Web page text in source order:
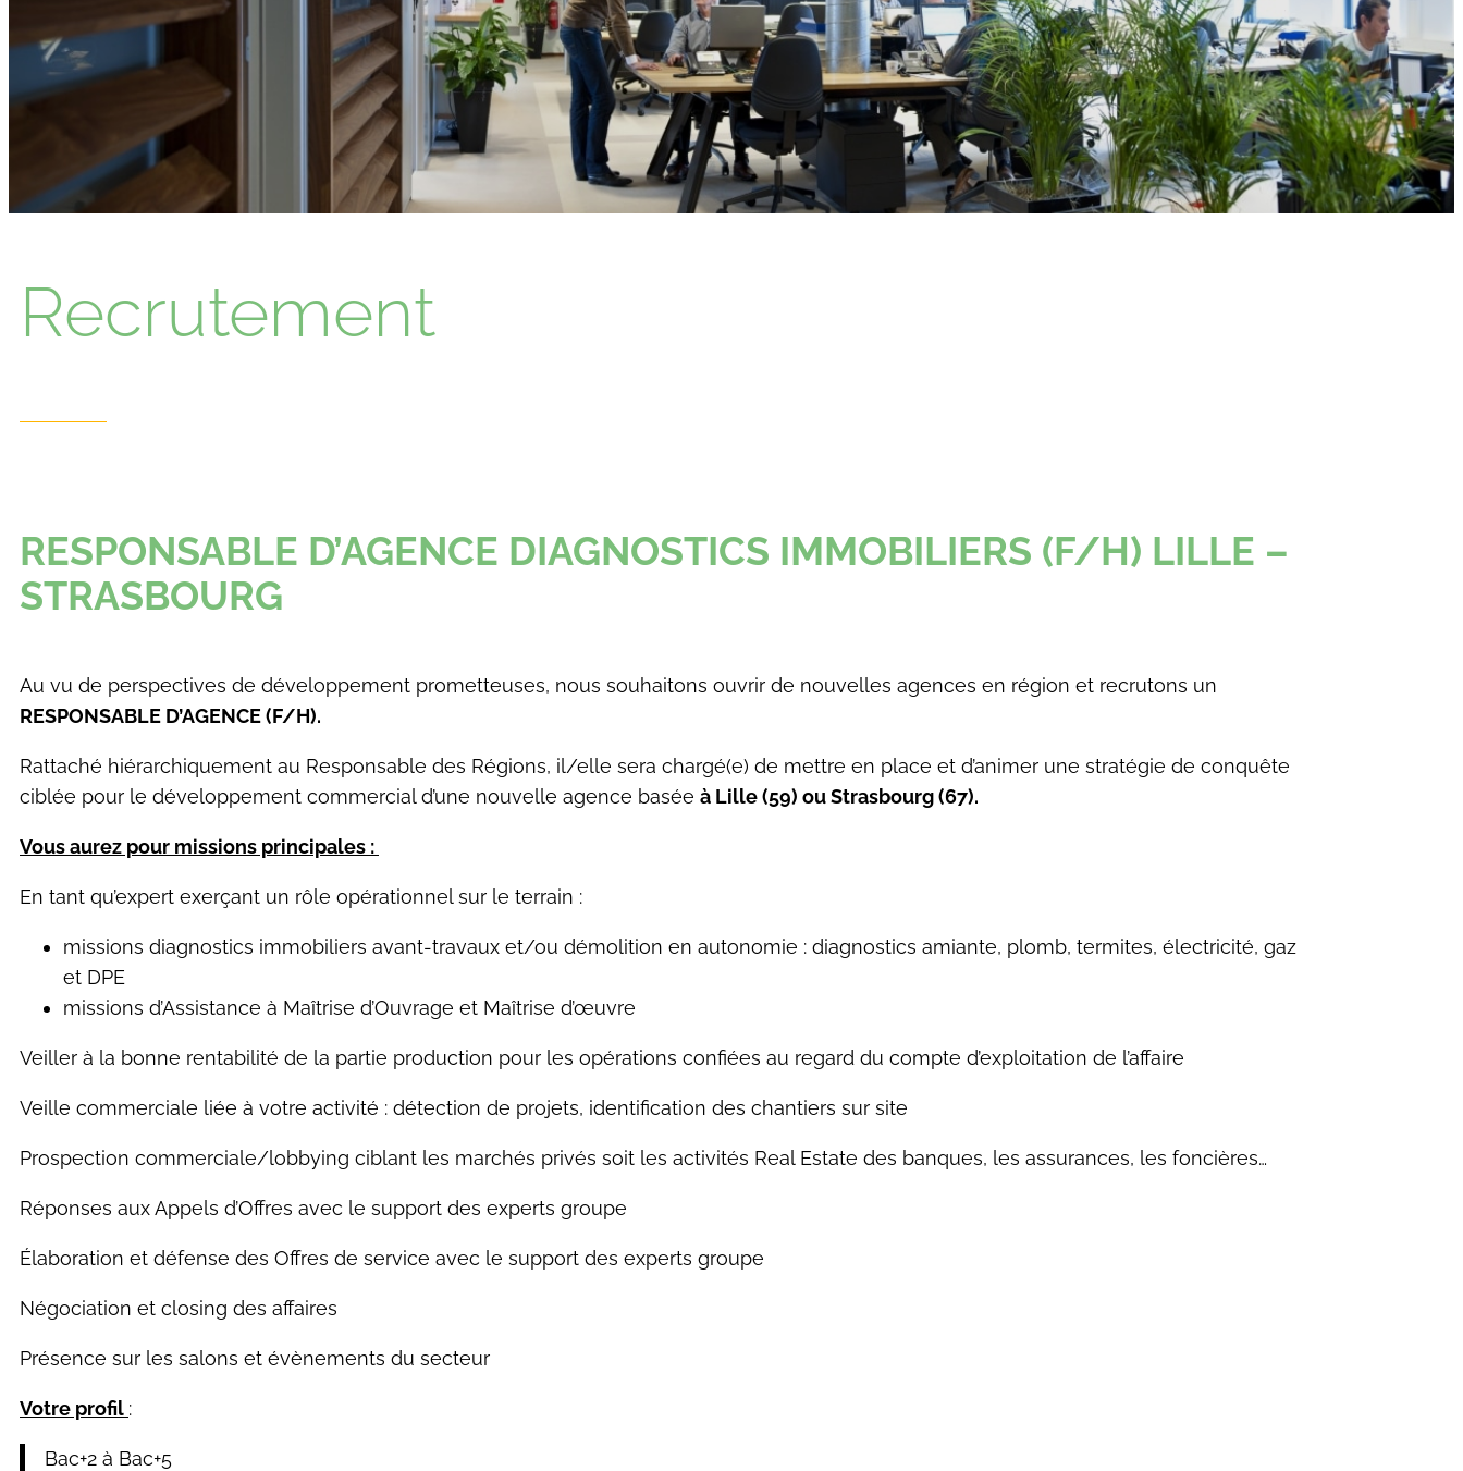
Recrutement
RESPONSABLE D’AGENCE DIAGNOSTICS IMMOBILIERS (F/H) LILLE –
STRASBOURG
Au vu de perspectives de développement prometteuses, nous souhaitons ouvrir de nouvelles agences en région et recrutons un
RESPONSABLE D’AGENCE (F/H).
Rattaché hiérarchiquement au Responsable des Régions, il/elle sera chargé(e) de mettre en place et d’animer une stratégie de conquête
ciblée pour le développement commercial d’une nouvelle agence basée à Lille (59) ou Strasbourg (67).
Vous aurez pour missions principales :
En tant qu’expert exerçant un rôle opérationnel sur le terrain :
missions diagnostics immobiliers avant-travaux et/ou démolition en autonomie : diagnostics amiante, plomb, termites, électricité, gaz
et DPE
missions d’Assistance à Maîtrise d’Ouvrage et Maîtrise d’œuvre
Veiller à la bonne rentabilité de la partie production pour les opérations confiées au regard du compte d’exploitation de l’affaire
Veille commerciale liée à votre activité : détection de projets, identification des chantiers sur site
Prospection commerciale/lobbying ciblant les marchés privés soit les activités Real Estate des banques, les assurances, les foncières…
Réponses aux Appels d’Offres avec le support des experts groupe
Élaboration et défense des Offres de service avec le support des experts groupe
Négociation et closing des affaires
Présence sur les salons et évènements du secteur
Votre profil :
Bac+2 à Bac+5